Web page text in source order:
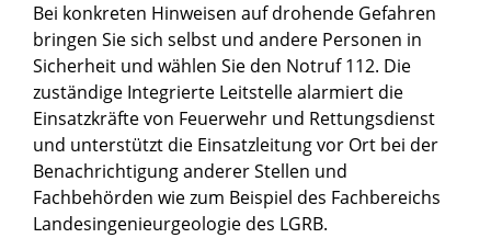
Bei konkreten Hinweisen auf drohende Gefahren
bringen Sie sich selbst und andere Personen in
Sicherheit und wählen Sie den Notruf 112. Die
zuständige Integrierte Leitstelle alarmiert die
Einsatzkräfte von Feuerwehr und Rettungsdienst
und unterstützt die Einsatzleitung vor Ort bei der
Benachrichtigung anderer Stellen und
Fachbehörden wie zum Beispiel des Fachbereichs
Landesingenieurgeologie des LGRB.